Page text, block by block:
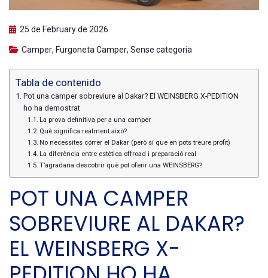
25 de February de 2026
Camper, Furgoneta Camper, Sense categoria
Tabla de contenido
Pot una camper sobreviure al Dakar? El WEINSBERG X-PEDITION
ho ha demostrat
La prova definitiva per a una camper
Què significa realment això?
No necessites córrer el Dakar (però sí que en pots treure profit)
La diferència entre estètica offroad i preparació real
T’agradaria descobrir què pot oferir una WEINSBERG?
POT UNA CAMPER
SOBREVIURE AL DAKAR?
EL WEINSBERG X-